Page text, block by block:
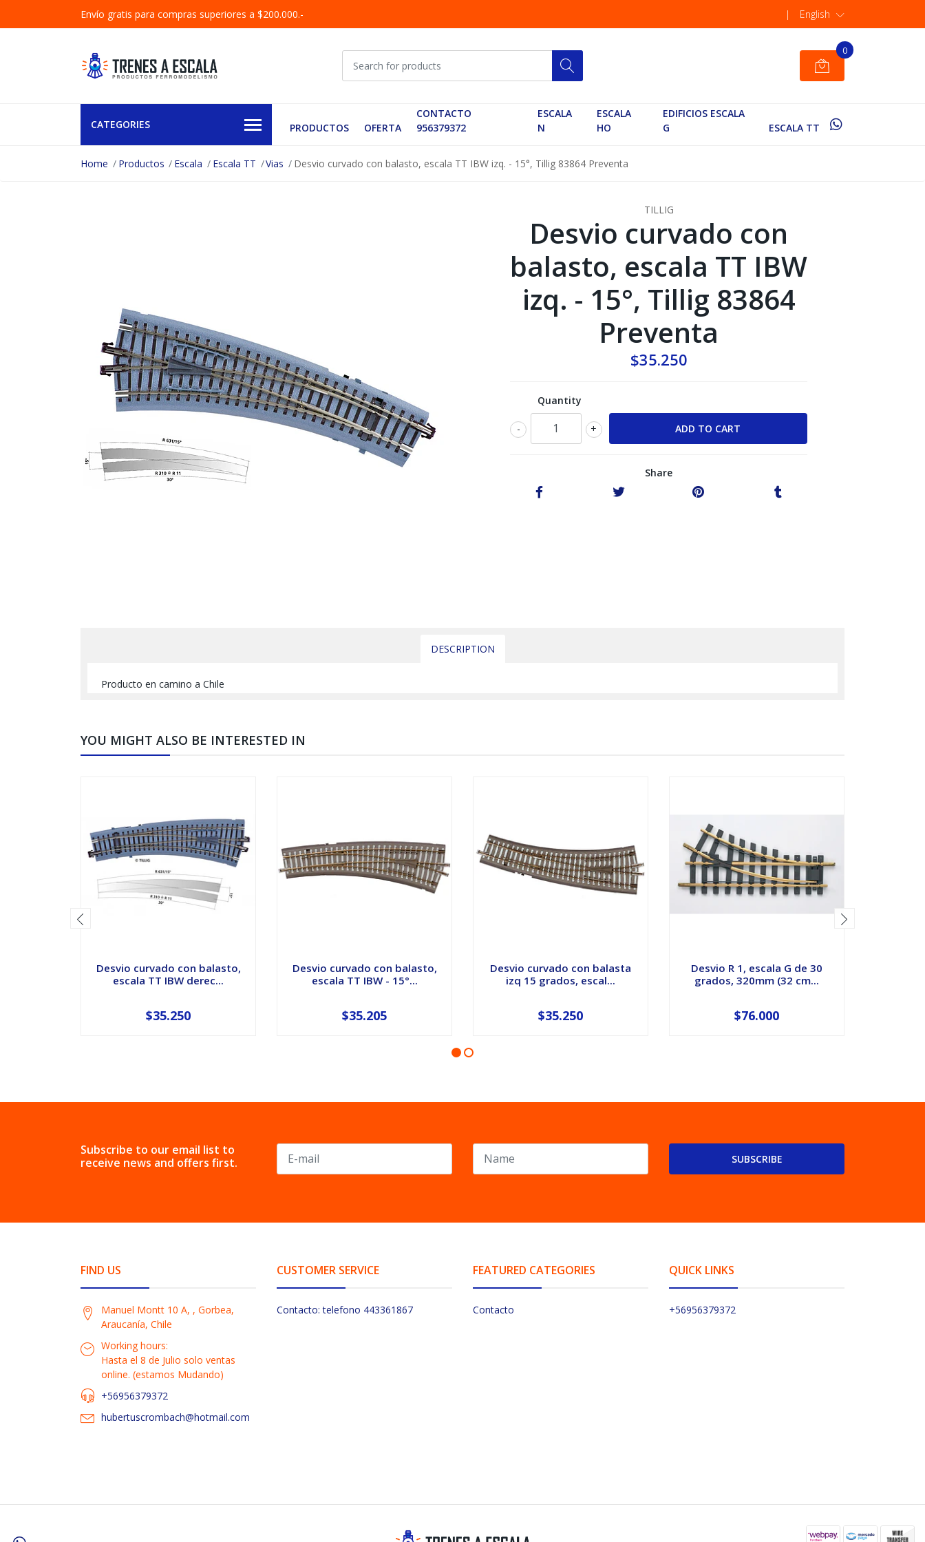
Envío gratis para compras superiores a $200.000.- | English
0
CATEGORIES PRODUCTOS OFERTA
CONTACTO
956379372
ESCALA
N
ESCALA
HO
EDIFICIOS ESCALA
G
ESCALA TT
Home Productos Escala Escala TT Vias Desvio curvado con balasto, escala TT IBW izq. - 15°, Tillig 83864 Preventa
TILLIG
Desvio curvado con
balasto, escala TT IBW
izq. - 15°, Tillig 83864
Preventa
$35.250
Quantity
+
-
Share
DESCRIPTION
Producto en camino a Chile
YOU MIGHT ALSO BE INTERESTED IN
Desvio curvado con balasto,
escala TT IBW derec...
$35.250
Desvio curvado con balasto,
escala TT IBW - 15°...
$35.205
Desvio curvado con balasta
izq 15 grados, escal...
$35.250
Desvio R 1, escala G de 30
grados, 320mm (32 cm...
$76.000
Subscribe to our email list to
receive news and offers first.
SUBSCRIBE
FIND US
Manuel Montt 10 A, , Gorbea,
Araucanía, Chile
Working hours:
Hasta el 8 de Julio solo ventas
online. (estamos Mudando)
+56956379372
hubertuscrombach@hotmail.com
CUSTOMER SERVICE
Contacto: telefono 443361867
FEATURED CATEGORIES
Contacto
QUICK LINKS
+56956379372